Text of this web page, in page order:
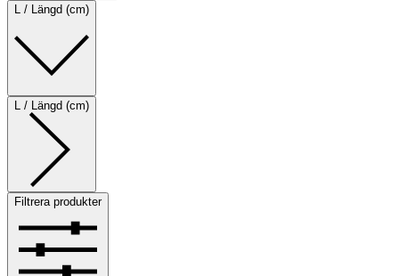
L / Längd (cm)
L / Längd (cm)
Filtrera produkter